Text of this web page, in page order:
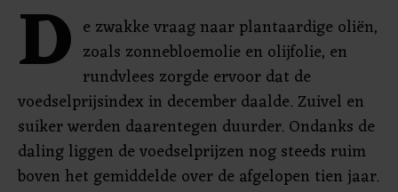
D e zwakke vraag naar plantaardige oliën,
zoals zonnebloemolie en olijfolie, en
rundvlees zorgde ervoor dat de
voedselprijsindex in december daalde. Zuivel en
suiker werden daarentegen duurder. Ondanks de
daling liggen de voedselprijzen nog steeds ruim
boven het gemiddelde over de afgelopen tien jaar.